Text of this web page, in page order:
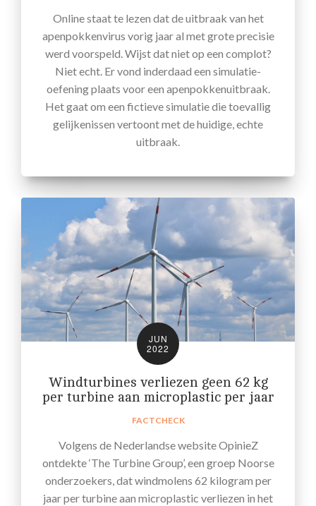
Online staat te lezen dat de uitbraak van het
apenpokkenvirus vorig jaar al met grote precisie
werd voorspeld. Wijst dat niet op een complot?
Niet echt. Er vond inderdaad een simulatie-
oefening plaats voor een apenpokkenuitbraak.
Het gaat om een fictieve simulatie die toevallig
gelijkenissen vertoont met de huidige, echte
uitbraak.
JUN
2022
Windturbines verliezen geen 62 kg
per turbine aan microplastic per jaar
FACTCHECK
Volgens de Nederlandse website OpinieZ
ontdekte ‘The Turbine Group’, een groep Noorse
onderzoekers, dat windmolens 62 kilogram per
jaar per turbine aan microplastic verliezen in het